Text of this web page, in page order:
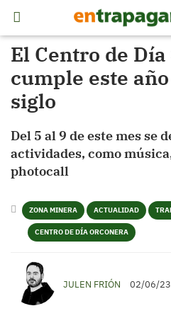
El Centro de
cumple este
siglo
Del 5 al 9 de este mes se
actividades, como
photocall
ZONA MINERA ACTUALIDAD
CENTRO DE DÍA ORCONERA
JULEN FRIÓN 02/06/